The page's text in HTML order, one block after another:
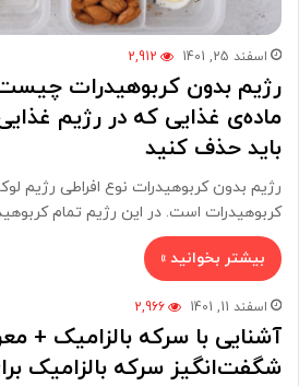
اسفند 25, 1401 2,912
ماده‌ی غذایی که در رژیم
باید حذف کنید
رژیم بدون کربوهیدرات نوع افراطی رژیم
کربوهیدرات است. در این رژیم تمام
بیشتر بخوانید »
اسفند 11, 1401 2,966
آشنایی با سرکه بالزامیک +
شگفت‌انگیز سرکه بالزامیک